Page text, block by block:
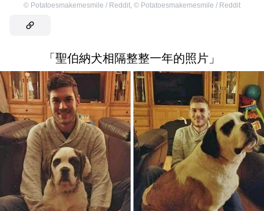
© Potatoesmakemesmile / Reddit, © Potatoesmakemesmile / Reddit
「聖伯納犬相隔整整一年的照片」